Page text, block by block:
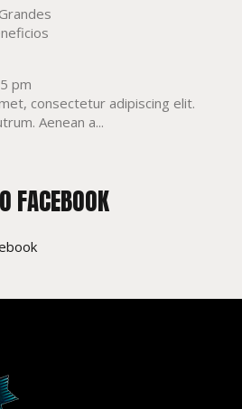
pm
consectetur adipiscing elit.
Aenean a...
FACEBOOK